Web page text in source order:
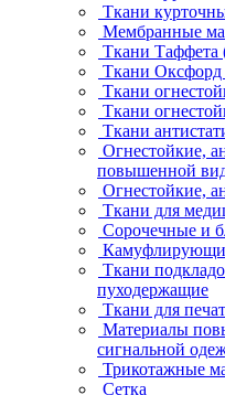
Ткани
Мембранные
Ткани Таффета
Ткани
Ткани
Ткани
Ткани
Огнестойкие,
повышенной
Огнестойкие,
Ткани для
Сорочечные и
Ткани
пуходержащие
Ткани для
Материалы
сигнальной
Трикотажные
Сетка